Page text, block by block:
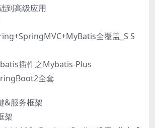
到高级应用
全覆盖_S S
插件之Mybatis-Plus
全套
&服务框架
架